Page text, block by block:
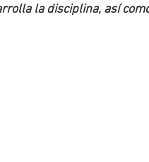
la disciplina, así